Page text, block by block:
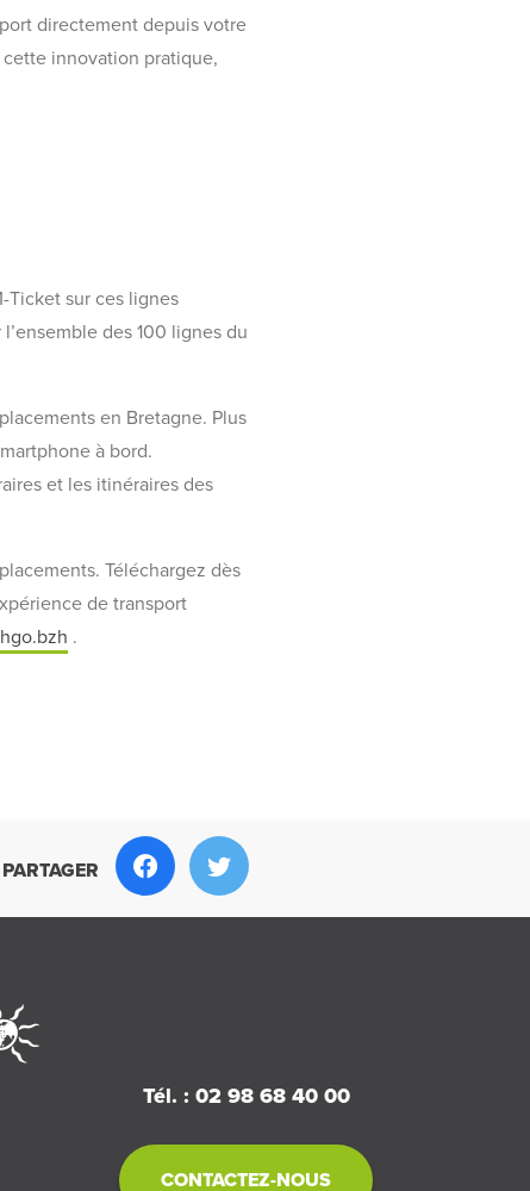
directement depuis votre
innovation pratique,
Ticket sur ces lignes
des 100 lignes du
en Bretagne. Plus
à bord.
et les itinéraires des
Téléchargez dès
de transport
.
PARTAGER
Tél. : 02 98 68 40 00
CONTACTEZ-NOUS